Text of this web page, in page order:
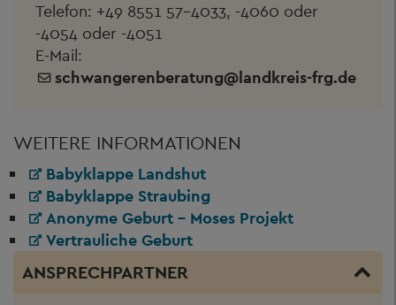
Telefon: +49 8551 57-4033, -4060 oder
-4054 oder -4051
E-Mail:
schwangerenberatung@landkreis-frg.de
WEITERE INFORMATIONEN
Babyklappe Landshut
Babyklappe Straubing
Anonyme Geburt - Moses Projekt
Vertrauliche Geburt
ANSPRECHPARTNER